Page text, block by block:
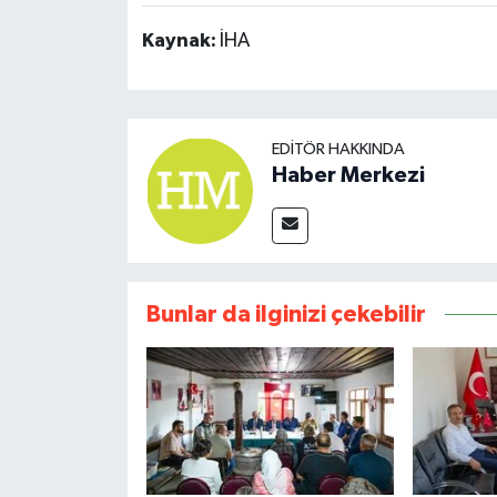
Kaynak: İHA
EDITÖR HAKKINDA
Haber Merkezi
Bunlar da ilginizi çekebilir